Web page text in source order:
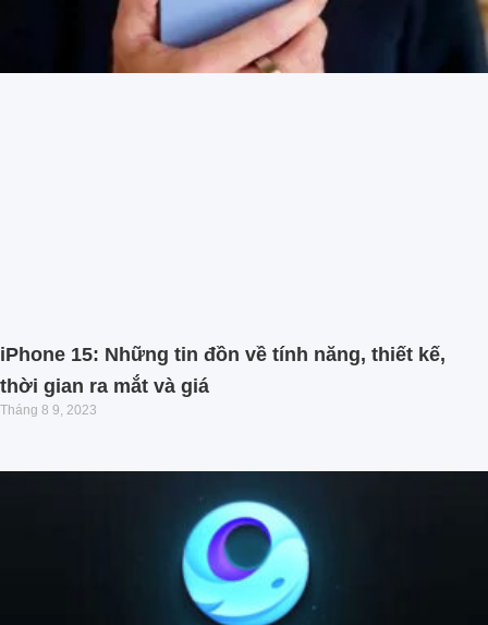
iPhone 15: Những tin đồn về tính năng, thiết kế,
thời gian ra mắt và giá
Tháng 8 9, 2023